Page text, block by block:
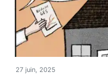
27 juin, 2025